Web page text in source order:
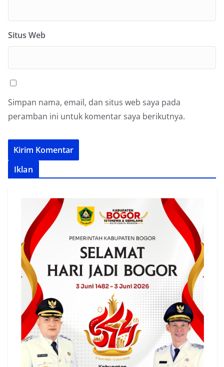
Situs Web
Simpan nama, email, dan situs web saya pada
peramban ini untuk komentar saya berikutnya.
Iklan